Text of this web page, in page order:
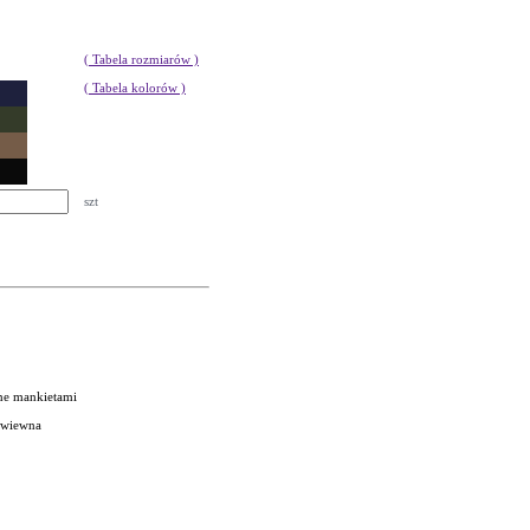
( Tabela rozmiarów )
( Tabela kolorów )
szt
mankietami